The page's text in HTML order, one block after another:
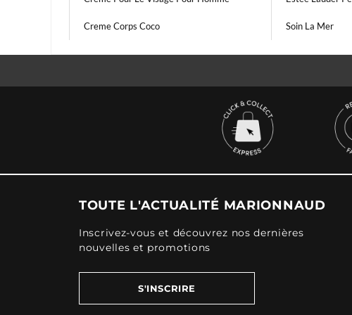
Creme Corps Coco Soin La Mer
TOUTE L'ACTUALITÉ MARIONNAUD
Inscrivez-vous et découvrez nos dernières
nouvelles et promotions
S'INSCRIRE